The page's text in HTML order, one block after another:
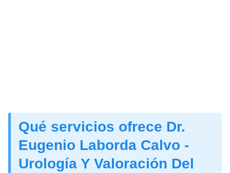
Qué servicios ofrece Dr.
Eugenio Laborda Calvo -
Urología Y Valoración Del